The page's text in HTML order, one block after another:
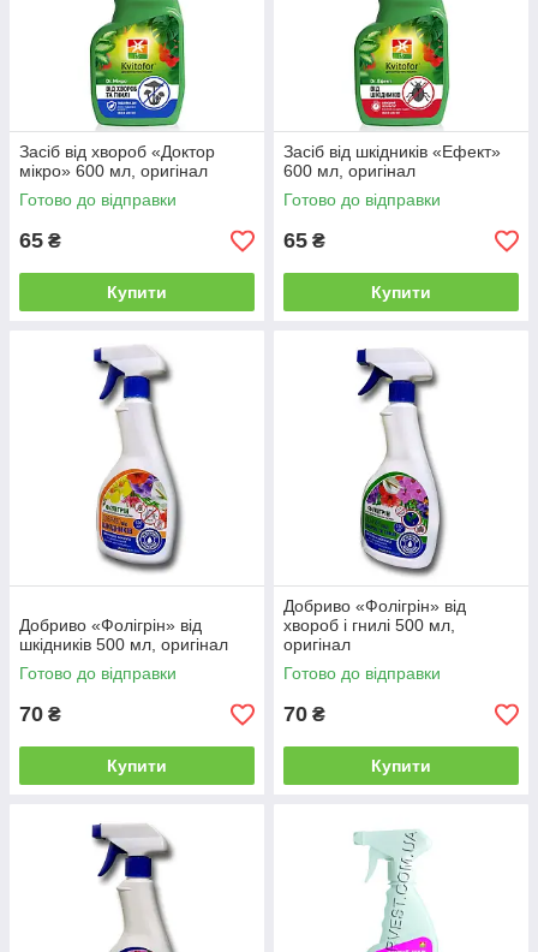
Засіб від хвороб «Доктор
мікро» 600 мл, оригінал
Готово до відправки
65 ₴
Купити
Засіб від шкідників «Ефект»
600 мл, оригінал
Готово до відправки
65 ₴
Купити
Добриво «Фолігрін» від
шкідників 500 мл, оригінал
Готово до відправки
70 ₴
Купити
Добриво «Фолігрін» від
хвороб і гнилі 500 мл,
оригінал
Готово до відправки
70 ₴
Купити